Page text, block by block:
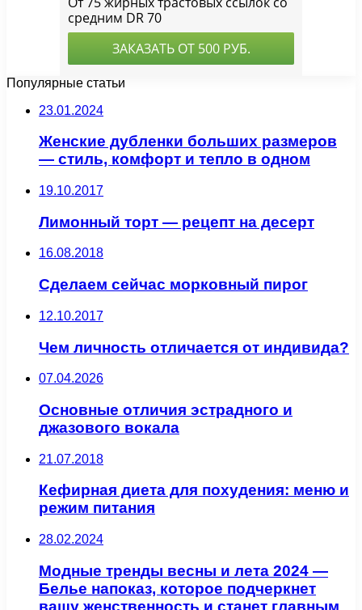
Популярные статьи
23.01.2024
Женские дубленки больших размеров
— стиль, комфорт и тепло в одном
19.10.2017
Лимонный торт — рецепт на десерт
16.08.2018
Сделаем сейчас морковный пирог
12.10.2017
Чем личность отличается от индивида?
07.04.2026
Основные отличия эстрадного и
джазового вокала
21.07.2018
Кефирная диета для похудения: меню и
режим питания
28.02.2024
Модные тренды весны и лета 2024 —
Белье напоказ, которое подчеркнет
вашу женственность и станет главным